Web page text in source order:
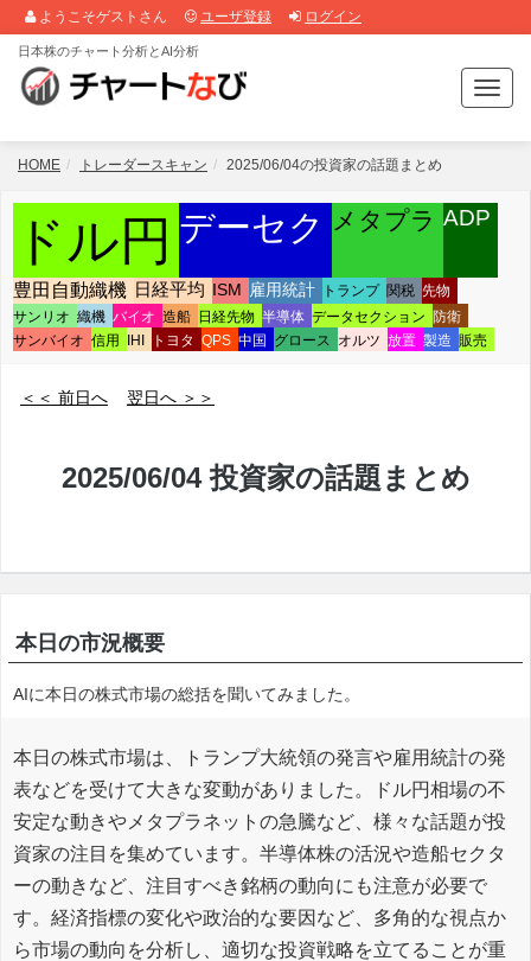
ようこそゲストさん ユーザ登録 ログイン
T
o
g
e
v
g
a
日本株のチャート分析とAI分析
HOME トレーダースキャン 2025/06/04の投資家の話題まとめ
ドル円 デーセク メタプラ ADP
豊田自動織機 日経平均 ISM 雇用統計 トランプ 関税 先物
サンリオ 織機 バイオ 造船 日経先物 半導体 データセクション 防衛
サンバイオ 信用 IHI トヨタ QPS 中国 グロース オルツ 放置 製造 販売
＜＜ 前日へ 翌日へ ＞＞
2025/06/04 投資家の話題まとめ
本日の市況概要
AIに本日の株式市場の総括を聞いてみました。
本日の株式市場は、トランプ大統領の発言や雇用統計の発
表などを受けて大きな変動がありました。ドル円相場の不
安定な動きやメタプラネットの急騰など、様々な話題が投
資家の注目を集めています。半導体株の活況や造船セクタ
ーの動きなど、注目すべき銘柄の動向にも注意が必要で
す。経済指標の変化や政治的な要因など、多角的な視点か
ら市場の動向を分析し、適切な投資戦略を立てることが重